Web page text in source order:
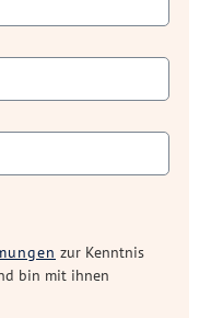
zur Kenntnis
bin mit ihnen